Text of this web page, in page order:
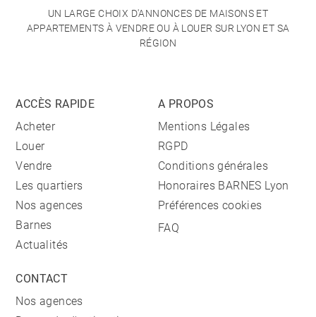
UN LARGE CHOIX D'ANNONCES DE MAISONS ET
APPARTEMENTS À VENDRE OU À LOUER SUR LYON ET SA
RÉGION
ACCÈS RAPIDE
Acheter
Louer
Vendre
Les quartiers
Nos agences
Barnes
Actualités
A PROPOS
Mentions Légales
RGPD
Conditions générales
Honoraires BARNES Lyon
Préférences cookies
FAQ
CONTACT
Nos agences